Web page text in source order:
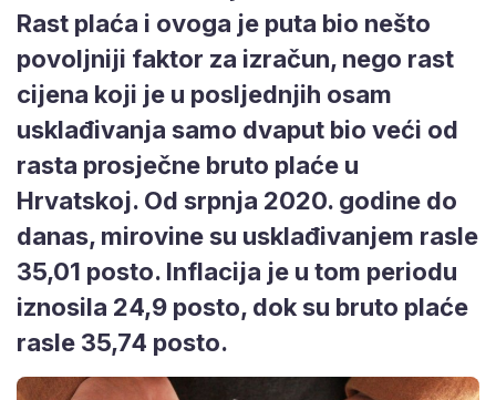
Rast plaća i ovoga je puta bio nešto
povoljniji faktor za izračun, nego rast
cijena koji je u posljednjih osam
usklađivanja samo dvaput bio veći od
rasta prosječne bruto plaće u
Hrvatskoj. Od srpnja 2020. godine do
danas, mirovine su usklađivanjem rasle
35,01 posto. Inflacija je u tom periodu
iznosila 24,9 posto, dok su bruto plaće
rasle 35,74 posto.